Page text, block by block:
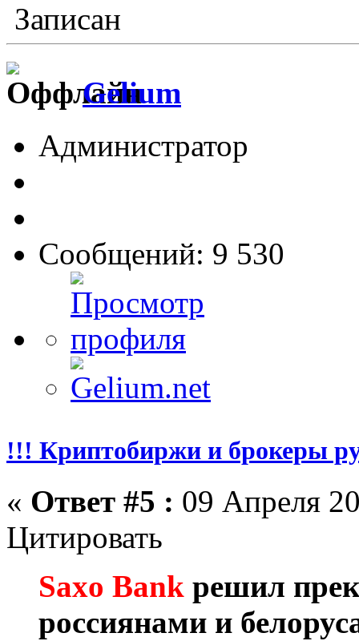
Записан
Gelium
Администратор
Сообщений: 9 530
!!! Криптобиржи и брокеры
« Ответ #5 : 09 Апреля
Цитировать
Saxo Bank решил
россиянами и